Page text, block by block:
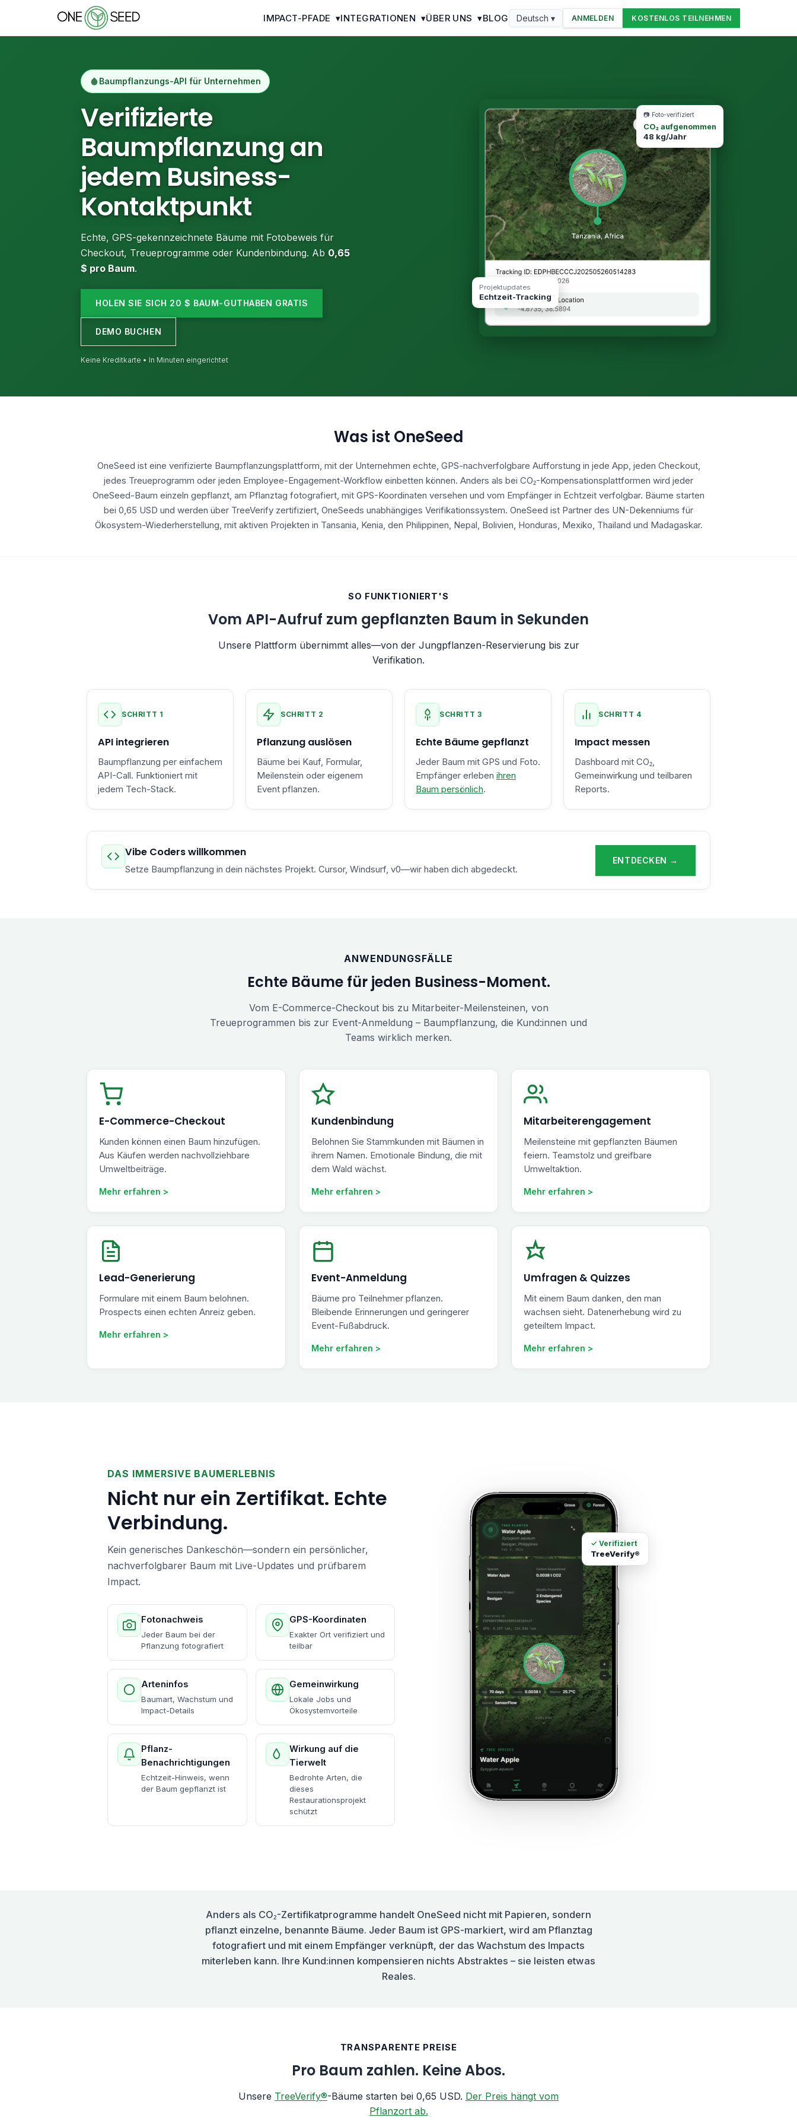
IMPACT-PFADE ▾INTEGRATIONEN ▾ÜBER UNS ▾BLOG Deutsch ▾ ANMELDEN KOSTENLOS TEILNEHMEN
Baumpflanzungs-API für Unternehmen
Verifizierte
Baumpflanzung an
jedem Business-
Kontaktpunkt
Echte, GPS-gekennzeichnete Bäume mit Fotobeweis für
Checkout, Treueprogramme oder Kundenbindung. Ab 0,65
$ pro Baum.
HOLEN SIE SICH 20 $ BAUM-GUTHABEN GRATIS
DEMO BUCHEN
Keine Kreditkarte • In Minuten eingerichtet
📷 Foto-verifiziert
CO₂ aufgenommen
48 kg/Jahr
Projektupdates
Echtzeit-Tracking
Was ist OneSeed
OneSeed ist eine verifizierte Baumpflanzungsplattform, mit der Unternehmen echte, GPS-nachverfolgbare Aufforstung in jede App, jeden Checkout,
jedes Treueprogramm oder jeden Employee-Engagement-Workflow einbetten können. Anders als bei CO₂-Kompensationsplattformen wird jeder
OneSeed-Baum einzeln gepflanzt, am Pflanztag fotografiert, mit GPS-Koordinaten versehen und vom Empfänger in Echtzeit verfolgbar. Bäume starten
bei 0,65 USD und werden über TreeVerify zertifiziert, OneSeeds unabhängiges Verifikationssystem. OneSeed ist Partner des UN-Dekenniums für
Ökosystem-Wiederherstellung, mit aktiven Projekten in Tansania, Kenia, den Philippinen, Nepal, Bolivien, Honduras, Mexiko, Thailand und Madagaskar.
SO FUNKTIONIERT'S
Vom API-Aufruf zum gepflanzten Baum in Sekunden
Unsere Plattform übernimmt alles—von der Jungpflanzen-Reservierung bis zur
Verifikation.
SCHRITT 1
API integrieren
Baumpflanzung per einfachem
API-Call. Funktioniert mit
jedem Tech-Stack.
SCHRITT 2
Pflanzung auslösen
Bäume bei Kauf, Formular,
Meilenstein oder eigenem
Event pflanzen.
SCHRITT 3
Echte Bäume gepflanzt
Jeder Baum mit GPS und Foto.
Empfänger erleben ihren
Baum persönlich.
SCHRITT 4
Impact messen
Dashboard mit CO₂,
Gemeinwirkung und teilbaren
Reports.
Vibe Coders willkommen
Setze Baumpflanzung in dein nächstes Projekt. Cursor, Windsurf, v0—wir haben dich abgedeckt.
ENTDECKEN →
ANWENDUNGSFÄLLE
Echte Bäume für jeden Business-Moment.
Vom E-Commerce-Checkout bis zu Mitarbeiter-Meilensteinen, von
Treueprogrammen bis zur Event-Anmeldung – Baumpflanzung, die Kund:innen und
Teams wirklich merken.
E-Commerce-Checkout
Kunden können einen Baum hinzufügen.
Aus Käufen werden nachvollziehbare
Umweltbeiträge.
Mehr erfahren >
Kundenbindung
Belohnen Sie Stammkunden mit Bäumen in
ihrem Namen. Emotionale Bindung, die mit
dem Wald wächst.
Mehr erfahren >
Mitarbeiterengagement
Meilensteine mit gepflanzten Bäumen
feiern. Teamstolz und greifbare
Umweltaktion.
Mehr erfahren >
Lead-Generierung
Formulare mit einem Baum belohnen.
Prospects einen echten Anreiz geben.
Mehr erfahren >
Event-Anmeldung
Bäume pro Teilnehmer pflanzen.
Bleibende Erinnerungen und geringerer
Event-Fußabdruck.
Mehr erfahren >
Umfragen & Quizzes
Mit einem Baum danken, den man
wachsen sieht. Datenerhebung wird zu
geteiltem Impact.
Mehr erfahren >
DAS IMMERSIVE BAUMERLEBNIS
Nicht nur ein Zertifikat. Echte
Verbindung.
Kein generisches Dankeschön—sondern ein persönlicher,
nachverfolgbarer Baum mit Live-Updates und prüfbarem
Impact.
Fotonachweis
Jeder Baum bei der
Pflanzung fotografiert
GPS-Koordinaten
Exakter Ort verifiziert und
teilbar
Arteninfos
Baumart, Wachstum und
Impact-Details
Gemeinwirkung
Lokale Jobs und
Ökosystemvorteile
Pflanz-
Benachrichtigungen
Echtzeit-Hinweis, wenn
der Baum gepflanzt ist
Wirkung auf die
Tierwelt
Bedrohte Arten, die
dieses
Restaurationsprojekt
schützt
✓ Verifiziert
TreeVerify®
Anders als CO₂-Zertifikatprogramme handelt OneSeed nicht mit Papieren, sondern
pflanzt einzelne, benannte Bäume. Jeder Baum ist GPS-markiert, wird am Pflanztag
fotografiert und mit einem Empfänger verknüpft, der das Wachstum des Impacts
miterleben kann. Ihre Kund:innen kompensieren nichts Abstraktes – sie leisten etwas
Reales.
TRANSPARENTE PREISE
Pro Baum zahlen. Keine Abos.
Unsere TreeVerify®-Bäume starten bei 0,65 USD. Der Preis hängt vom
Pflanzort ab.